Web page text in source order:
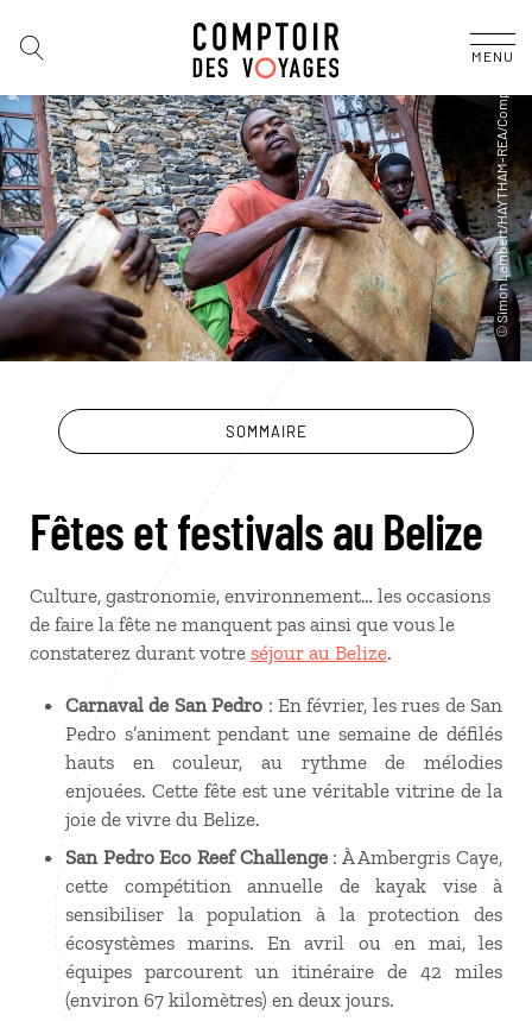
MENU
SOMMAIRE
Fêtes et festivals au Belize
Culture, gastronomie, environnement… les occasions
de faire la fête ne manquent pas ainsi que vous le
constaterez durant votre séjour au Belize.
Carnaval de San Pedro : En février, les rues de San
Pedro s’animent pendant une semaine de défilés
hauts en couleur, au rythme de mélodies
enjouées. Cette fête est une véritable vitrine de la
joie de vivre du Belize.
San Pedro Eco Reef Challenge: À Ambergris Caye,
cette compétition annuelle de kayak vise à
sensibiliser la population à la protection des
écosystèmes marins. En avril ou en mai, les
équipes parcourent un itinéraire de 42 miles
(environ 67 kilomètres) en deux jours.